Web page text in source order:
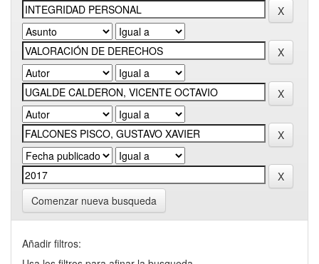
Comenzar nueva busqueda
Añadir filtros: